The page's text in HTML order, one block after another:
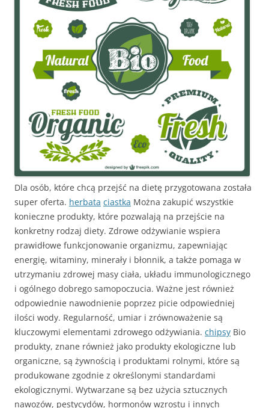
Dla osób, które chcą przejść na dietę przygotowana została
super oferta. herbata ciastka Można zakupić wszystkie
konieczne produkty, które pozwalają na przejście na
konkretny rodzaj diety. Zdrowe odżywianie wspiera
prawidłowe funkcjonowanie organizmu, zapewniając
energię, witaminy, minerały i błonnik, a także pomaga w
utrzymaniu zdrowej masy ciała, układu immunologicznego
i ogólnego dobrego samopoczucia. Ważne jest również
odpowiednie nawodnienie poprzez picie odpowiedniej
ilości wody. Regularność, umiar i zrównoważenie są
kluczowymi elementami zdrowego odżywiania. chipsy Bio
produkty, znane również jako produkty ekologiczne lub
organiczne, są żywnością i produktami rolnymi, które są
produkowane zgodnie z określonymi standardami
ekologicznymi. Wytwarzane są bez użycia sztucznych
nawozów, pestycydów, hormonów wzrostu i innych